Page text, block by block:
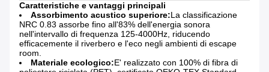
Caratteristiche e vantaggi principali
Assorbimento acustico superiore:La classificazione
NRC 0.83 assorbe fino all'83% dell'energia sonora
nell'intervallo di frequenza 125-4000Hz, riducendo
efficacemente il riverbero e l'eco negli ambienti di escape
room.
Materiale ecologico:E' realizzato con 100% di fibra di